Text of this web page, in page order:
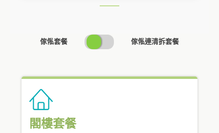
傢俬套餐
SWITCH
PRICING
傢俬連清拆套餐
閣樓套餐